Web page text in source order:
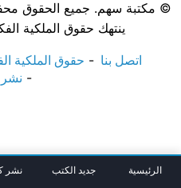
© مكتبة سهم. جميع الحقوق
ينتهك حقوق الملكية
اتصل بنا حقوق الملكية
الرئيسية جديد الكتب نشر